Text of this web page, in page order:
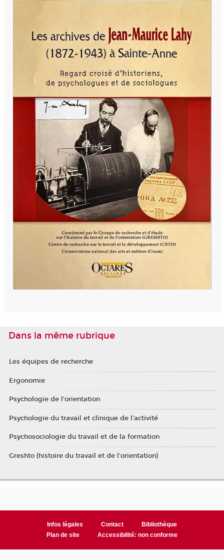
Dans la même rubrique
Les équipes de recherche
Ergonomie
Psychologie de l'orientation
Psychologie du travail et clinique de l'activité
Psychosociologie du travail et de la formation
Greshto (histoire du travail et de l'orientation)
Infos légales Contact
Bibliothèque
Plan de site
Accessibilité: non conforme